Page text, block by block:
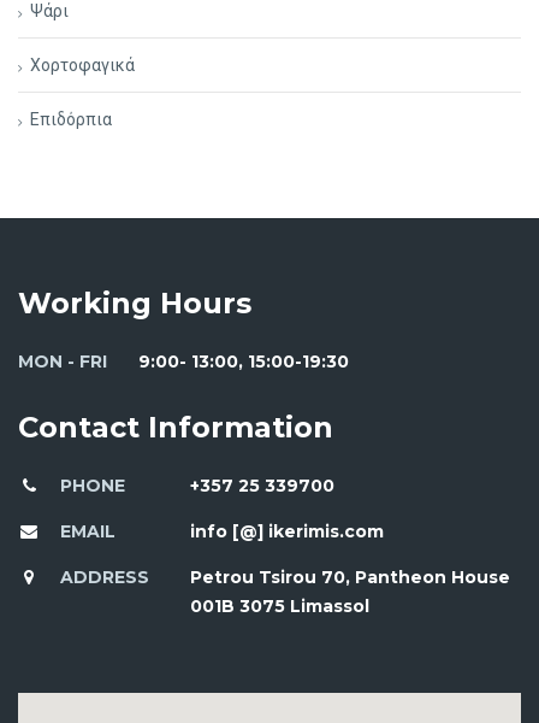
Ψάρι
Χορτοφαγικά
Επιδόρπια
Working Hours
MON - FRI 9:00- 13:00, 15:00-19:30
Contact Information
PHONE +357 25 339700
EMAIL info [@] ikerimis.com
ADDRESS
Petrou Tsirou 70, Pantheon House
001B 3075 Limassol